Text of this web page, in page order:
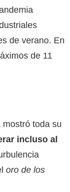
de verano. En
de 11
toda su
incluso al
oro de los